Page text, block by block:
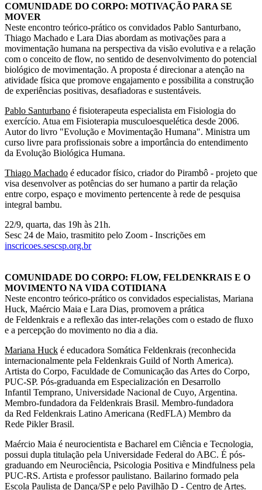
COMUNIDADE DO CORPO: MOTIVAÇÃO PARA SE
MOVER
Neste encontro teórico-prático os convidados Pablo Santurbano,
Thiago Machado e Lara Dias abordam as motivações para a
movimentação humana na perspectiva da visão evolutiva e a relação
com o conceito de flow, no sentido de desenvolvimento do potencial
biológico de movimentação. A proposta é direcionar a atenção na
atividade física que promove engajamento e possibilita a construção
de experiências positivas, desafiadoras e sustentáveis.
Pablo Santurbano é fisioterapeuta especialista em Fisiologia do
exercício. Atua em Fisioterapia musculoesquelética desde 2006.
Autor do livro "Evolução e Movimentação Humana". Ministra um
curso livre para profissionais sobre a importância do entendimento
da Evolução Biológica Humana.
Thiago Machado é educador físico, criador do Pirambô - projeto que
visa desenvolver as potências do ser humano a partir da relação
entre corpo, espaço e movimento pertencente à rede de pesquisa
integral bambu.
22/9, quarta, das 19h às 21h.
Sesc 24 de Maio, trasmitito pelo Zoom - Inscrições em
inscricoes.sescsp.org.br
COMUNIDADE DO CORPO: FLOW, FELDENKRAIS E O
MOVIMENTO NA VIDA COTIDIANA
Neste encontro teórico-prático os convidados especialistas, Mariana
Huck, Maércio Maia e Lara Dias, promovem a prática
de Feldenkrais e a reflexão das inter-relações com o estado de fluxo
e a percepção do movimento no dia a dia.
Mariana Huck é educadora Somática Feldenkrais (reconhecida
internacionalmente pela Feldenkrais Guild of North America).
Artista do Corpo, Faculdade de Comunicação das Artes do Corpo,
PUC-SP. Pós-graduanda em Especialización en Desarrollo
Infantil Temprano, Universidade Nacional de Cuyo, Argentina.
Membro-fundadora da Feldenkrais Brasil. Membro-fundadora
da Red Feldenkrais Latino Americana (RedFLA) Membro da
Rede Pikler Brasil.
Maércio Maia é neurocientista e Bacharel em Ciência e Tecnologia,
possui dupla titulação pela Universidade Federal do ABC. É pós-
graduando em Neurociência, Psicologia Positiva e Mindfulness pela
PUC-RS. Artista e professor paulistano. Bailarino formado pela
Escola Paulista de Dança/SP e pelo Pavilhão D - Centro de Artes.